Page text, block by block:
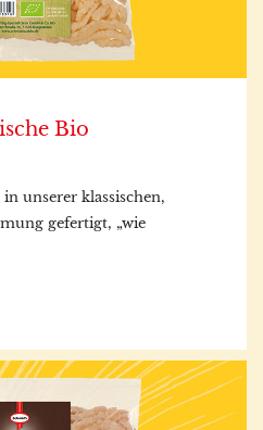
Bio
unserer klassischen,
gefertigt, „wie